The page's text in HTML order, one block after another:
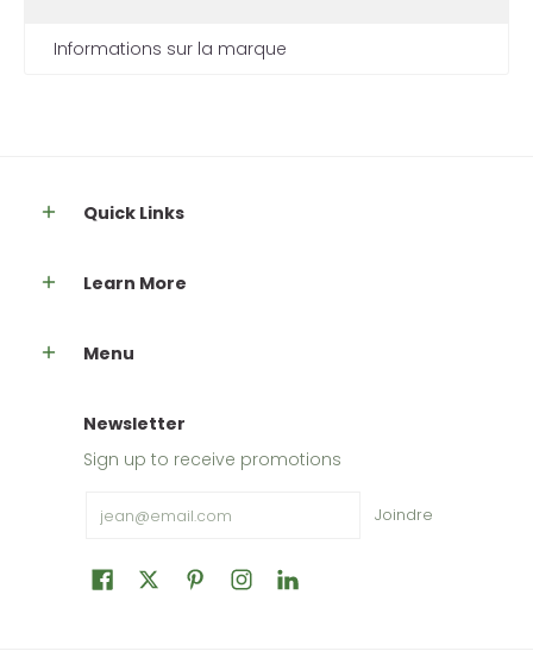
Informations sur la marque
Quick Links
Learn More
Menu
Newsletter
Sign up to receive promotions
Joindre